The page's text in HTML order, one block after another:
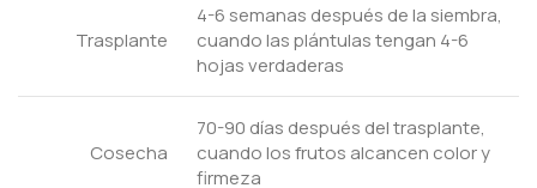
Trasplante
4-6 semanas después de la siembra,
cuando las plántulas tengan 4-6
hojas verdaderas
Cosecha
70-90 días después del trasplante,
cuando los frutos alcancen color y
firmeza